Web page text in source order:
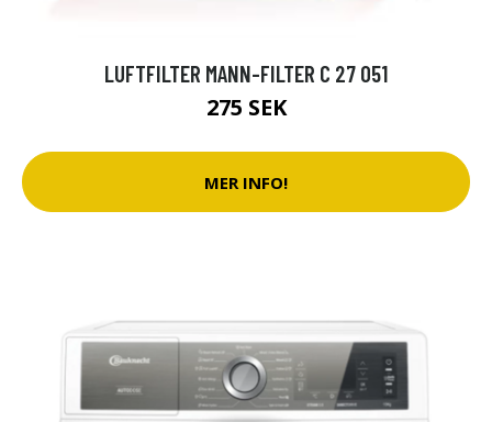
LUFTFILTER MANN-FILTER C 27 051
275 SEK
MER INFO!